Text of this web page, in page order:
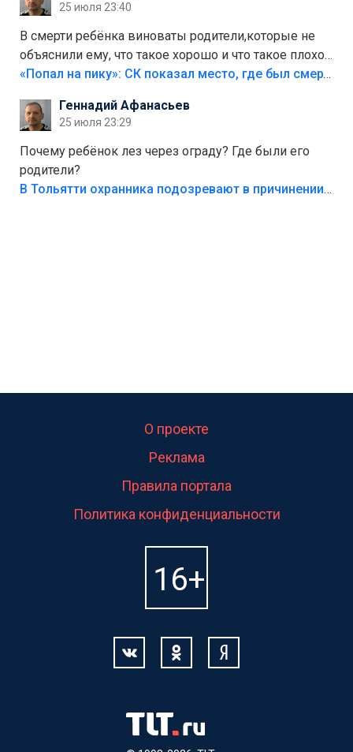
25 июля 23:40
В смерти ребёнка виноваты родители,которые не
объяснили ему, что такое хорошо и что такое плохо!
Лезть через такой забор,верх безумия,есть же
свою судьбу.
«Попал на пику»: СК показал место, где был смертельно травмирован ребенок в Тольятти
Геннадий Афанасьев
25 июля 23:29
Почему ребёнок лез через ограду? Где были его
родители?
В Тольятти охранника подозревают в причинении смерти ребенку
О проекте
Реклама
Правила портала
Политика конфиденциальности